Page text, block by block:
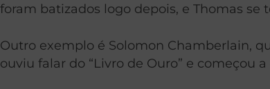
foram batizados logo depois, e Thomas
Outro exemplo é Solomon Chamberlain,
ouviu falar do “Livro de Ouro” e começou